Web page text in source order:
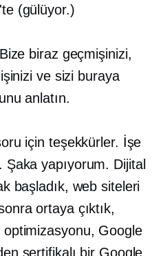
(gülüyor.)
biraz geçmişinizi,
ve sizi buraya
anlatın.
için teşekkürler. İşe
yapıyorum. Dijital
başladık, web siteleri
ortaya çıktık,
Google
sertifikalı bir Google